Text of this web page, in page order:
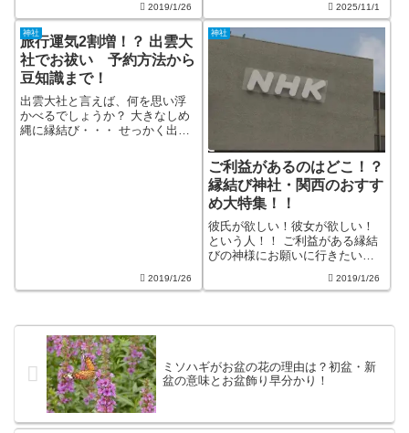
2019/1/26
当の意味や、その背景にある文
化のつながり・サンタクロース
という存在に込められた“やさし
さ”と“戒め”の両面性、そして時
代とともに変...
2025/11/1
神社
旅行運気2割増！？ 出雲大
社でお祓い 予約方法から
豆知識まで！
出雲大社と言えば、何を思い浮
かべるでしょうか？ 大きなしめ
縄に縁結び・・・ せっかく出雲
2019/1/26
神社
ご利益があるのはどこ！？
縁結び神社・関西のおすす
め大特集！！
彼氏が欲しい！彼女が欲しい！
という人！！ ご利益がある縁結
びの神様にお願いに行きたいと
く行くなら、すごいご利益があ
縁結びにご利益があるといわれ
2019/1/26
ミソハギがお盆の花の理由は？初盆・新
盆の意味とお盆飾り早分かり！